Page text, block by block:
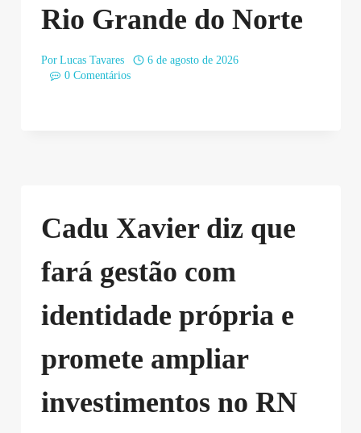
Rio Grande do Norte
Por Lucas Tavares
6 de agosto de 2026
0 Comentários
Cadu Xavier diz que
fará gestão com
identidade própria e
promete ampliar
investimentos no RN